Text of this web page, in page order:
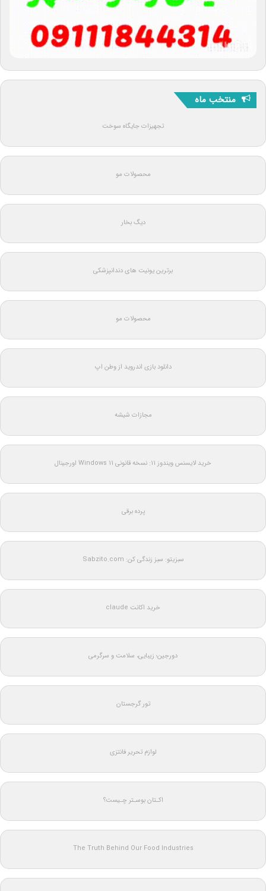
منتخب ماه
تجهیزات جایگاه سوخت
محصولات مو
دیگ بخار
برترین یونیت های دندانپزشکی
محصولات مو
دانلود بازی اندروید از وطن اپ
مجازات شیشه
خرید لایسنس ویندوز 11: نسخه قانونی Windows 11 اورجینال
پرده برقی
سبزیتو: سبز زندگی کن: Sabzito.com
خرید اکانت claude
دورجین؛ زیبایی، سلامت و سرگرمی
تور گرجستان
لوازم تحریر فانتزی
اکـتان بوسـتر چـیست؟
The Truth Behind Our Food Industries